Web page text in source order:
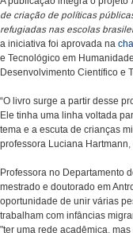
de criação de políticas
refugiadas nas escolas
a iniciativa foi aprovada na
e Tecnológico em
Desenvolvimento Científico e
“O livro surge a partir desse
Ele tinha uma linha voltada
tema e a escuta de crianças
professora Luciana Hartmann,
Professora no Departamento
mestrado e doutorado em
oportunidade de unir várias
trabalham com infâncias
"ter uma rede acadêmica,